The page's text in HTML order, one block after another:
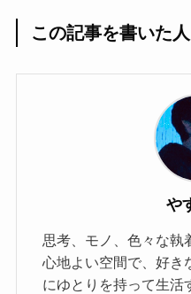
この記事を書いた人
や
思考、モノ、色々な執
心地よい空間で、好き
にゆとりを持って生活